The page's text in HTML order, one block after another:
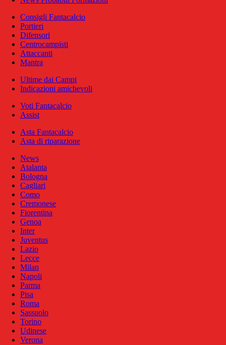
Consigli Fantacalcio
Portieri
Difensori
Centrocampisti
Attaccanti
Mantra
Ultime dai Campi
Indicazioni amichevoli
Voti Fantacalcio
Assist
Asta Fantacalcio
Asta di riparazione
News
Atalanta
Bologna
Cagliari
Como
Cremonese
Fiorentina
Genoa
Inter
Juventus
Lazio
Lecce
Milan
Napoli
Parma
Pisa
Roma
Sassuolo
Torino
Udinese
Verona